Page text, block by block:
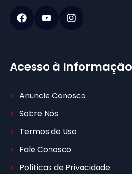
Acesso à Informação
Anuncie Conosco
Sobre Nós
Termos de Uso
Fale Conosco
Políticas de Privacidade